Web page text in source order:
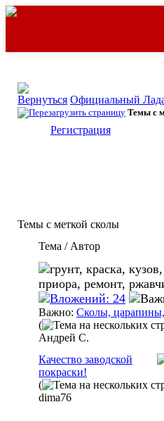
Официальный
Темы с
Регистрация
Темы с меткой сколы
Тема / Автор
Важно: Сколы,
(
Андрей С.
Качество заводской
покраски!
(
dima76